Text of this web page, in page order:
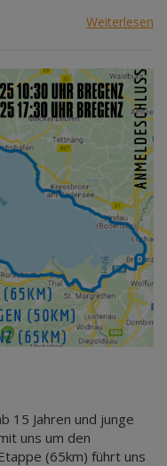
Weiterlesen
15 Jahren und junge
uns um den
(65km) führt uns